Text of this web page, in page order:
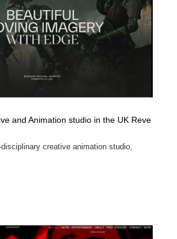
and Animation studio in the UK Reve
creative animation studio,